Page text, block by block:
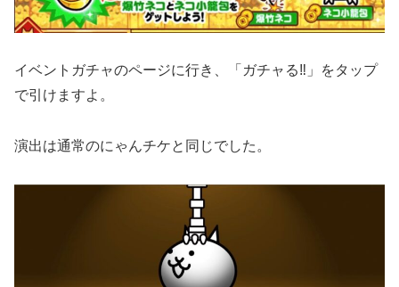
イベントガチャのページに行き、「ガチャる‼」をタップ
で引けますよ。
演出は通常のにゃんチケと同じでした。